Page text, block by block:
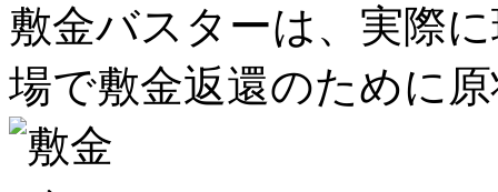
敷金バスターは、実際
場で敷金返還のために